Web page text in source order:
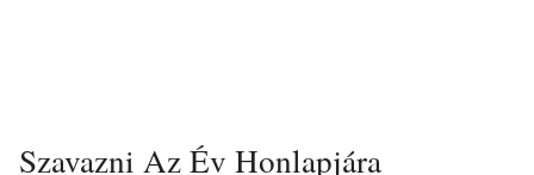
Szavazni Az Év Honlapjára